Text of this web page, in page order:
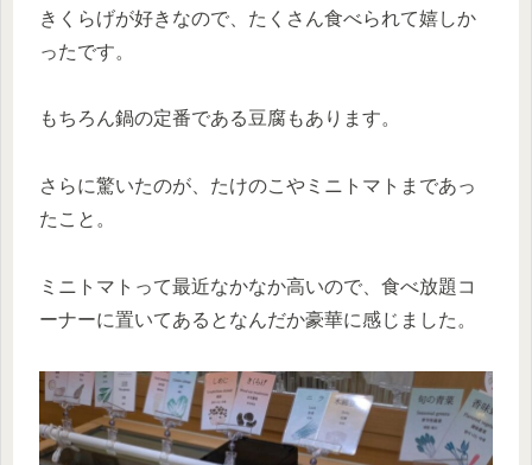
きくらげが好きなので、たくさん食べられて嬉しか
ったです。
もちろん鍋の定番である豆腐もあります。
さらに驚いたのが、たけのこやミニトマトまであっ
たこと。
ミニトマトって最近なかなか高いので、食べ放題コ
ーナーに置いてあるとなんだか豪華に感じました。